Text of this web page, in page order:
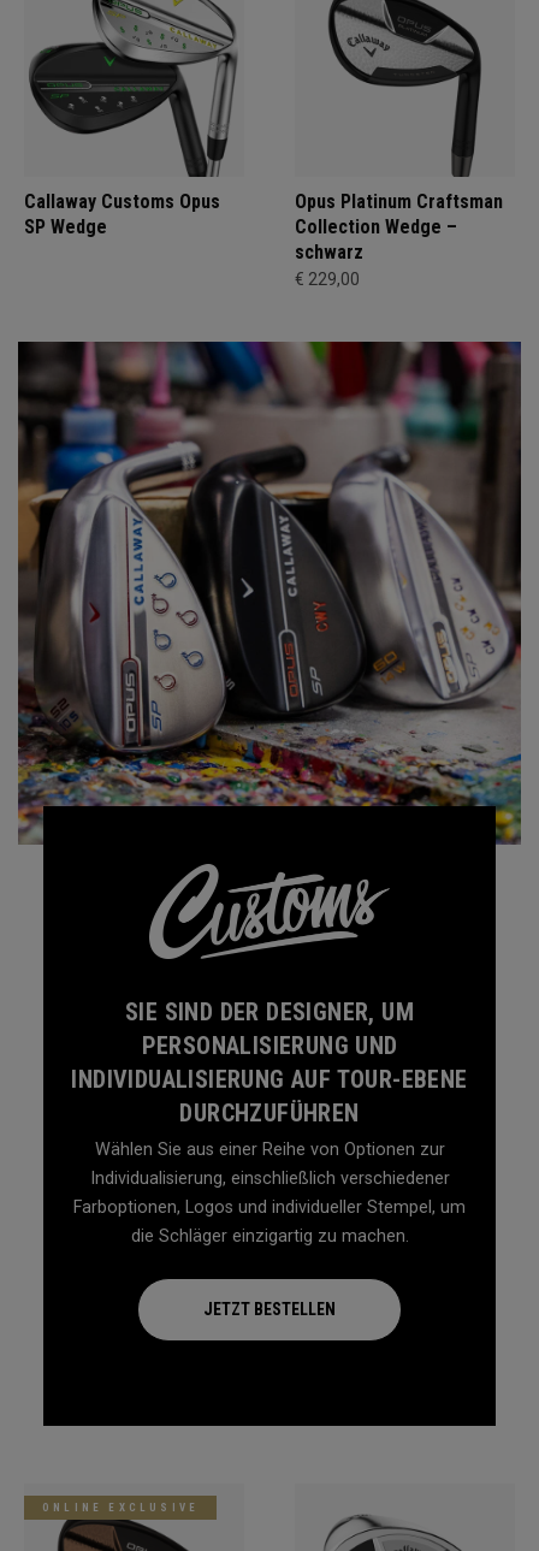
Callaway Customs Opus
SP Wedge
SIE SIND DER DESIGNER, UM
PERSONALISIERUNG UND
INDIVIDUALISIERUNG AUF TOUR-EBENE
DURCHZUFÜHREN
Wählen Sie aus einer Reihe von Optionen zur
Individualisierung, einschließlich verschiedener
Farboptionen, Logos und individueller Stempel, um
die Schläger einzigartig zu machen.
JETZT BESTELLEN
Opus Platinum Craftsman
Collection Wedge –
schwarz
€ 229,00
ONLINE EXCLUSIVE